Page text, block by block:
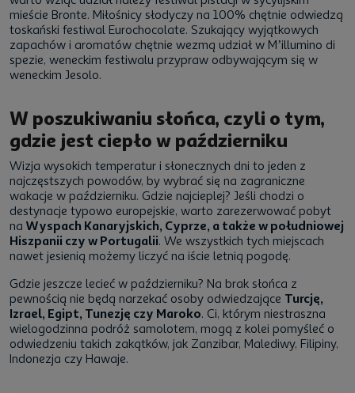
mieście Bronte. Miłośnicy słodyczy na 100% chętnie odwiedzą
toskański festiwal Eurochocolate. Szukający wyjątkowych
zapachów i aromatów chętnie wezmą udział w M’illumino di
spezie, weneckim festiwalu przypraw odbywającym się w
weneckim Jesolo.
W poszukiwaniu słońca, czyli o tym,
gdzie jest ciepło w październiku
Wizja wysokich temperatur i słonecznych dni to jeden z
najczęstszych powodów, by wybrać się na zagraniczne
wakacje w październiku. Gdzie najcieplej? Jeśli chodzi o
destynacje typowo europejskie, warto zarezerwować pobyt
na Wyspach Kanaryjskich, Cyprze, a także w południowej
Hiszpanii czy w Portugalii. We wszystkich tych miejscach
nawet jesienią możemy liczyć na iście letnią pogodę.
Gdzie jeszcze lecieć w październiku? Na brak słońca z
pewnością nie będą narzekać osoby odwiedzające Turcję,
Izrael, Egipt, Tunezję czy Maroko. Ci, którym niestraszna
wielogodzinna podróż samolotem, mogą z kolei pomyśleć o
odwiedzeniu takich zakątków, jak Zanzibar, Malediwy, Filipiny,
Indonezja czy Hawaje.